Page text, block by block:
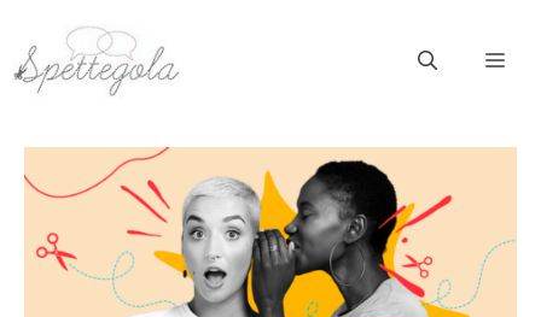
contenuto